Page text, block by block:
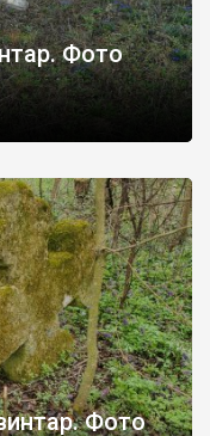
Фото
Фото